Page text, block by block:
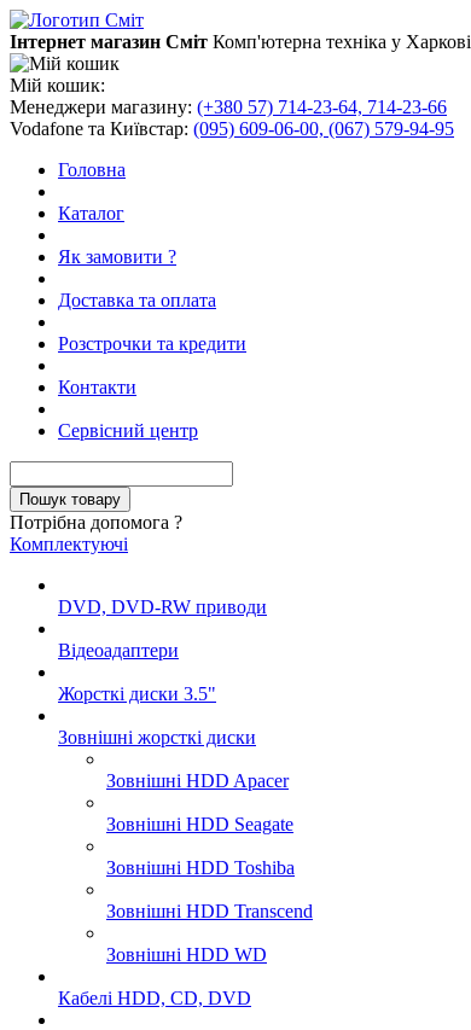
Інтернет магазин Сміт Комп'ютерна техніка у Харкові
Мій кошик:
Менеджери магазину: (+380 57) 714-23-64, 714-23-66
Vodafone та Київстар: (095) 609-06-00, (067) 579-94-95
Головна
Каталог
Як замовити ?
Доставка та оплата
Розстрочки та кредити
Контакти
Сервісний центр
Потрібна допомога ?
Комплектуючі
DVD, DVD-RW приводи
Відеоадаптери
Жорсткі диски 3.5"
Зовнішні жорсткі диски
Зовнішні HDD Apacer
Зовнішні HDD Seagate
Зовнішні HDD Toshiba
Зовнішні HDD Transcend
Зовнішні HDD WD
Кабелі HDD, CD, DVD